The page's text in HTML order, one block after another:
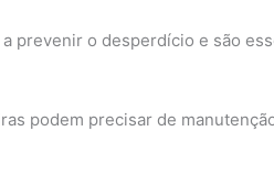
prevenir o desperdício e são
podem precisar de